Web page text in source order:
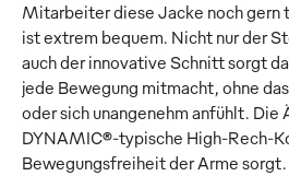
Mitarbeiter diese Jacke noch gern
ist extrem bequem. Nicht nur der
auch der innovative Schnitt sorgt
jede Bewegung mitmacht, ohne
oder sich unangenehm anfühlt. Die
DYNAMIC®-typische High-Rech-
Bewegungsfreiheit der Arme sorgt.